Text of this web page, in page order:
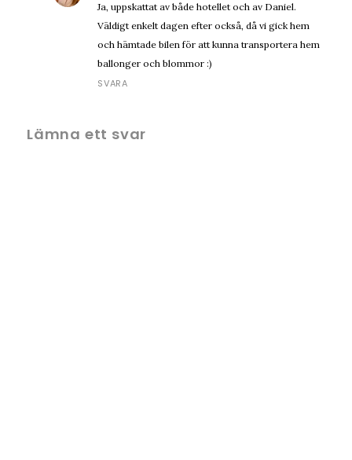
Ja, uppskattat av både hotellet och av Daniel.
Väldigt enkelt dagen efter också, då vi gick hem
och hämtade bilen för att kunna transportera hem
ballonger och blommor :)
SVARA
Lämna ett svar